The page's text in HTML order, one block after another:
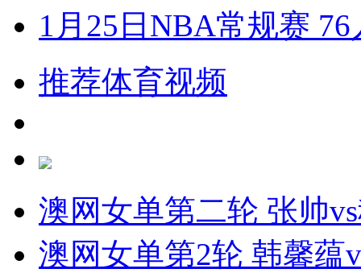
1月25日NBA常规赛
推荐体育视频
澳网女单第二轮 张帅
澳网女单第2轮 韩馨蕴